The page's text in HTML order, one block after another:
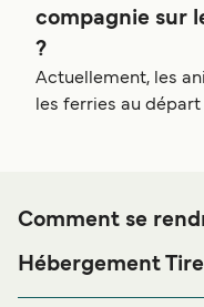
compagnie sur
?
Actuellement, les
les ferries au départ
Comment se
Hébergement